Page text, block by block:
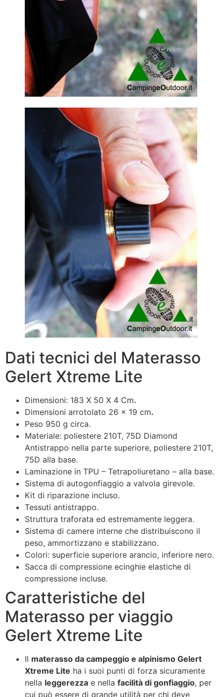
Dati tecnici del Materasso
Gelert Xtreme Lite
Dimensioni: 183 X 50 X 4 Cm.
Dimensioni arrotolato 26 x 19 cm.
Peso 950 g circa.
Materiale: poliestere 210T, 75D Diamond
Antistrappo nella parte superiore, poliestere 210T,
75D alla base.
Laminazione in TPU – Tetrapoliuretano – alla base.
Sistema di autogonfiaggio a valvola girevole.
Kit di riparazione incluso.
Tessuti antistrappo.
Struttura traforata ed estremamente leggera.
Sistema di camere interne che distribuiscono il
peso, ammortizzano e stabilizzano.
Colori: superficie superiore arancio, inferiore nero.
Sacca di compressione ecinghie elastiche di
compressione incluse.
Caratteristiche del
Materasso per viaggio
Gelert Xtreme Lite
Il materasso da campeggio e alpinismo Gelert
Xtreme Lite ha i suoi punti di forza sicuramente
nella leggerezza e nella facilità di gonfiaggio, per
cui può essere di grande utilità per chi deve